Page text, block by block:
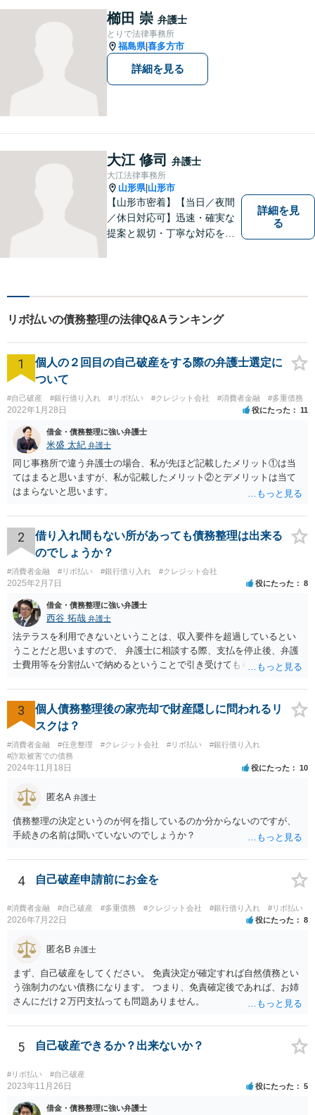
す。お困りの方はまずはご相
談ください。
櫛田 崇 弁護士
とりで法律事務所
福島県|喜多方市
詳細を見る
大江 修司 弁護士
大江法律事務所
山形県| 山形市
【山形市密着】【当日／夜間
／休日対応可】迅速・確実な
提案と親切・丁寧な対応をい
可】不安や問題について法的
て、より良い解決に導くお手
伝いをいたします。
詳細を見
る
リボ払いの債務整理の法律Q&Aランキング
1
個人の２回目の自己破産をする際の弁護士選定に
ついて
#自己破産 #銀行借り入れ #リボ払い #クレジット会社 #消費者金融 #多重債務
2022年1月28日 役にたった 11
借金・債務整理に強い弁護士
米盛 太紀 弁護士
同じ事務所で違う弁護士の場合、私が先ほど記載したメリット①は当
てはまると思いますが、私が記載したメリット②とデメリットは当て
はまらないと思います。
2
借り入れ間もない所があっても債務整理は出来る
のでしょうか？
#消費者金融 #リボ払い #銀行借り入れ #クレジット会社
2025年2月7日 役にたった 8
借金・債務整理に強い弁護士
西谷 拓哉 弁護士
法テラスを利用できないということは、収入要件を超過しているとい
うことだと思いますので、 弁護士に相談する際、支払を停止後、弁護
士費用等を分割払いで納めるということで引き受けてもらえないか確
は、負債が拡大するだけになるのでお勧めできませんが あとは、相談
者様のご判断になると思いますので、私からのアドバイスは一旦これ
で終わりとさせていただきます。
3
個人債務整理後の家売却で財産隠しに問われるリ
スクは？
#消費者金融 #任意整理 #クレジット会社 #リボ払い
#銀行借り入れ
#詐欺被害での債務
2024年11月18日 役にたった 10
匿名A 弁護士
債務整理の決定というのが何を指しているのか分からないのですが、
手続きの名前は聞いていないのでしょうか？
4 自己破産申請前にお金を
#消費者金融 #自己破産 #多重債務 #クレジット会社 #銀行借り入れ #リボ払い
2026年7月22日 役にたった 8
匿名B 弁護士
まず、自己破産をしてください。 免責決定が確定すれば自然債務とい
う強制力のない債務になります。 つまり、免責確定後であれば、お姉
さんにだけ２万円支払っても問題ありません。
5 自己破産できるか？出来ないか？
#リボ払い #自己破産
2023年11月26日 役にたった 5
借金・債務整理に強い弁護士